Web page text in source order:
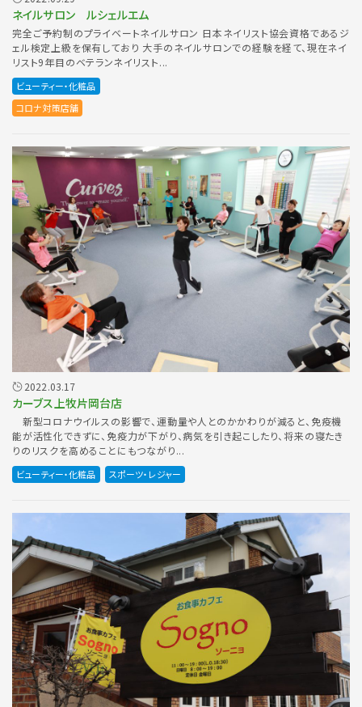
ネイルサロン ルシェルエム
完全ご予約制のプライベートネイルサロン 日本ネイリスト協会資格であるジ
ェル検定上級を保有しており 大手のネイルサロンでの経験を経て、現在ネイ
リスト9年目のベテランネイリスト...
ビューティー・化粧品
コロナ対策店舗
2022.03.17
カーブス上牧片岡台店
新型コロナウイルスの影響で、運動量や人とのかかわりが減ると、免疫機
能が活性化できずに、免疫力が下がり、病気を引き起こしたり、将来の寝たき
りのリスクを高めることにもつながり...
ビューティー・化粧品 スポーツ・レジャー